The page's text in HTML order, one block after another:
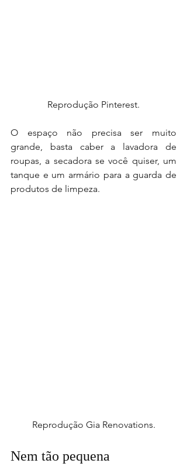
Reprodução Pinterest.
O espaço não precisa ser muito
grande, basta caber a lavadora de
roupas, a secadora se você quiser, um
tanque e um armário para a guarda de
produtos de limpeza.
Reprodução Gia Renovations.
Nem tão pequena